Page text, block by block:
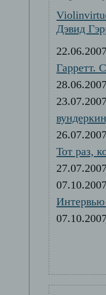
Дэвид
Гарретт.
Тот раз,
Интервью